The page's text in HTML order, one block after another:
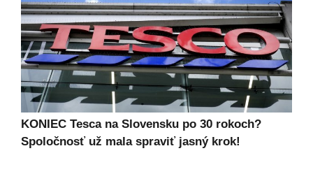
KONIEC Tesca na Slovensku po 30 rokoch?
Spoločnosť už mala spraviť jasný krok!